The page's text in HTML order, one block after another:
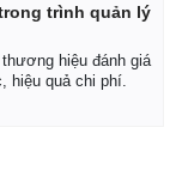
trình quản lý
hiệu đánh giá
hiệu quả chi phí.